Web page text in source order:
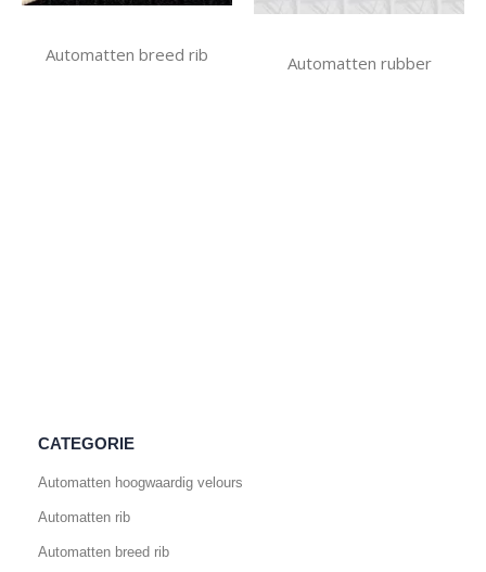
Automatten breed rib Automatten rubber
CATEGORIE
Automatten hoogwaardig velours
Automatten rib
Automatten breed rib